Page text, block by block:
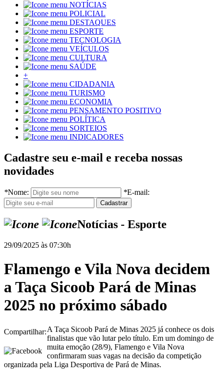
NOTÍCIAS
POLICIAL
DESTAQUES
ESPORTE
TECNOLOGIA
VEÍCULOS
CULTURA
SAÚDE
+
CIDADANIA
TURISMO
ECONOMIA
PENSAMENTO POSITIVO
POLÍTICA
SORTEIOS
INDICADORES
Cadastre seu e-mail e receba nossas
novidades
*Nome: *E-mail:
Notícias - Esporte
29/09/2025 às 07:30h
Flamengo e Vila Nova decidem
a Taça Sicoob Pará de Minas
2025 no próximo sábado
Compartilhar:A Taça Sicoob Pará de Minas 2025 já conhece os dois
finalistas que vão lutar pelo título. Em um domingo de
muita emoção (28/9), Flamengo e Vila Nova
confirmaram suas vagas na decisão da competição
organizada pela Liga Desportiva de Pará de Minas.